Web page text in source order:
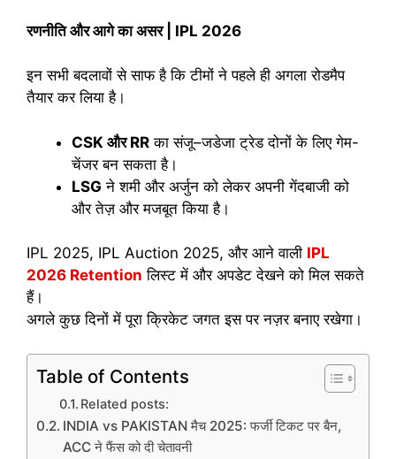
रणनीति और आगे का असर | IPL 2026
इन सभी बदलावों से साफ है कि टीमों ने पहले ही अगला रोडमैप
तैयार कर लिया है।
CSK और RR का संजू–जडेजा ट्रेड दोनों के लिए गेम-
चेंजर बन सकता है।
LSG ने शमी और अर्जुन को लेकर अपनी गेंदबाजी को
और तेज़ और मजबूत किया है।
IPL 2025, IPL Auction 2025, और आने वाली IPL
2026 Retention लिस्ट में और अपडेट देखने को मिल सकते
हैं।
अगले कुछ दिनों में पूरा क्रिकेट जगत इस पर नज़र बनाए रखेगा।
Table of Contents
Related posts:
INDIA vs PAKISTAN मैच 2025: फर्जी टिकट पर बैन,
ACC ने फैंस को दी चेतावनी